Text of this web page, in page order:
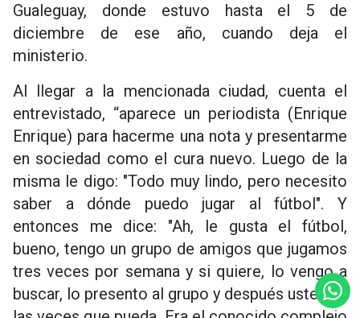
Gualeguay, donde estuvo hasta el 5 de
diciembre de ese año, cuando deja el
ministerio.
Al llegar a la mencionada ciudad, cuenta el
entrevistado, “aparece un periodista (Enrique
Enrique) para hacerme una nota y presentarme
en sociedad como el cura nuevo. Luego de la
misma le digo: "Todo muy lindo, pero necesito
saber a dónde puedo jugar al fútbol". Y
entonces me dice: "Ah, le gusta el fútbol,
bueno, tengo un grupo de amigos que jugamos
tres veces por semana y si quiere, lo vengo a
buscar, lo presento al grupo y después usted va